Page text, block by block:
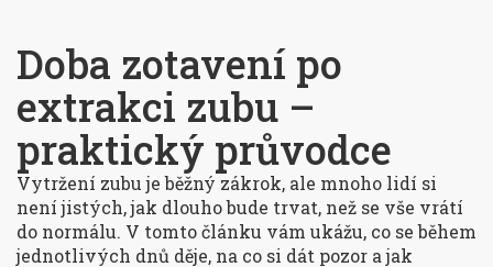
Doba zotavení po
extrakci zubu –
praktický průvodce
Vytržení zubu je běžný zákrok, ale mnoho lidí si
není jistých, jak dlouho bude trvat, než se vše vrátí
do normálu. V tomto článku vám ukážu, co se během
jednotlivých dnů děje, na co si dát pozor a jak